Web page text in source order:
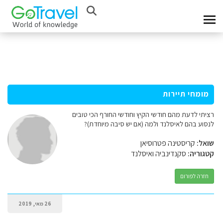
מומחי תיירות
רציתי לדעת מהם חודשי הקיץ וחודשי החורף הכי טובים
לנסוע בהם לאיסלנד ולמה (אם יש סיבה מיוחדת)?
שואל: קריסטינה פטרוסיאן
קטגוריה: סקנדינביה ואיסלנד
חזרה לפורום
26 מאי, 2019